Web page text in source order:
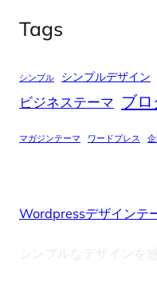
Tags
シンプル シンプルデザイン
ビジネステーマ ブロ
マガジンテーマ ワードプレス
Wordpressデザインテ
シンプルなデザインを